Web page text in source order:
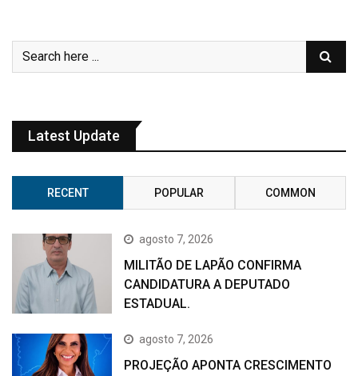
Latest Update
RECENT POPULAR COMMON
agosto 7, 2026
MILITÃO DE LAPÃO CONFIRMA
CANDIDATURA A DEPUTADO
ESTADUAL.
agosto 7, 2026
PROJEÇÃO APONTA CRESCIMENTO